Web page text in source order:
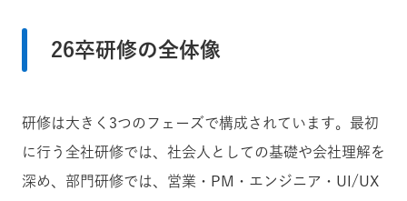
26卒研修の全体像
研修は大きく3つのフェーズで構成されています。最初
に行う全社研修では、社会人としての基礎や会社理解を
深め、部門研修では、営業・PM・エンジニア・UI/UX